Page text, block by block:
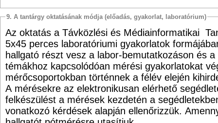
9. A tantárgy oktatásának módja (előadás, gyakorlat, laboratórium)
Az oktatás a Távközlési és Médiainformatikai
5x45 perces laboratóriumi gyakorlatok
hallgató részt vesz a labor-bemutatkozáson és
témákhoz kapcsolódóan mérési gyakorlatokat
mérőcsoportokban történnek a félév elején
A mérésekre az elektronikusan elérhető
felkészülést a mérések kezdetén a
vonatkozó kérdések alapján ellenőrizzük.